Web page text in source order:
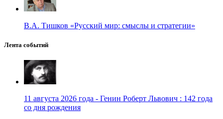
В.А. Тишков «Русский мир: смыслы и стратегии»
Лента событий
11 августа 2026 года - Генин Роберт Львович : 142 года
со дня рождения